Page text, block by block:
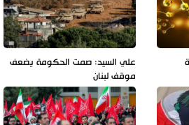
علي السيد: صمت الحكومة يضعف
موقف لبنان